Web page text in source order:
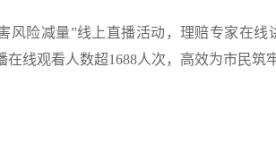
风险减量”线上直播活动，理赔专家在线
线观看人数超1688人次，高效为市民筑